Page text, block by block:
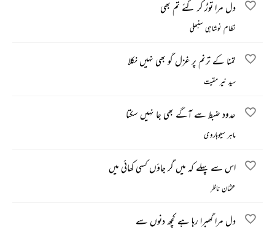
دل مرا توڑ کر گئے تم بھی
نظام نوشاہی سنبھلی
تمنا کے ترنم پر غزل گو بھی نہیں نکلا
سید نیر مقیت
حدود ضبط سے آگے بھی جا نہیں سکتا
ماہر سیوہاروی
اس سے پہلے کہ میں گر جاؤں کسی کھائی میں
عثمان ناظر
دل مرا گھبرا رہا ہے کچھ دنوں سے